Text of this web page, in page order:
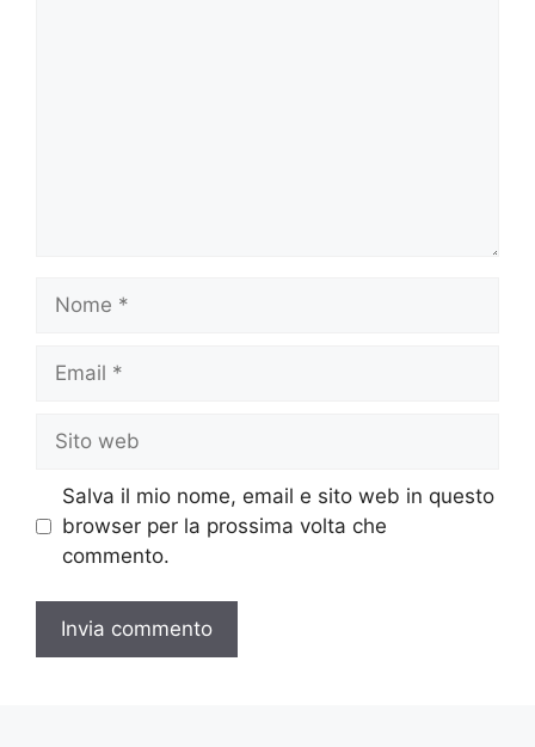
web
Salva il mio nome, email e sito web in questo
browser per la prossima volta che
commento.